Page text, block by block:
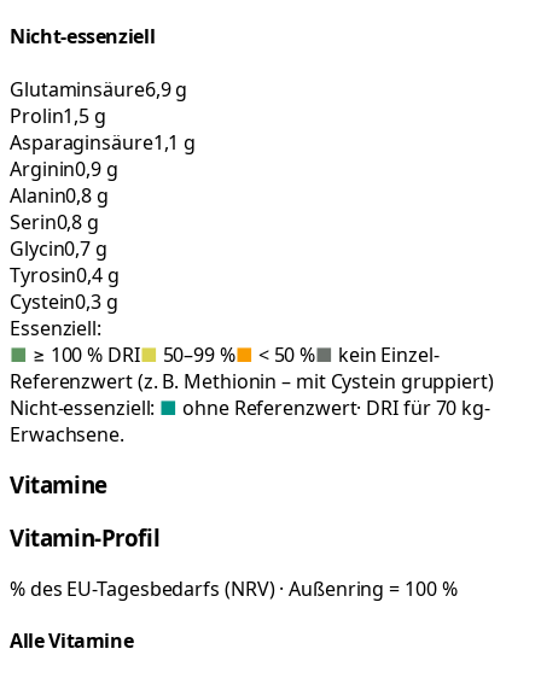
Nicht-essenziell
Glutaminsäure6,9 g
Prolin1,5 g
Asparaginsäure1,1 g
Arginin0,9 g
Alanin0,8 g
Serin0,8 g
Glycin0,7 g
Tyrosin0,4 g
Cystein0,3 g
Essenziell:
■ ≥ 100 % DRI■ 50–99 %■ < 50 %■ kein Einzel-
Referenzwert (z. B. Methionin – mit Cystein gruppiert)
Nicht-essenziell: ■ ohne Referenzwert· DRI für 70 kg-
Erwachsene.
Vitamine
Vitamin-Profil
% des EU-Tagesbedarfs (NRV) · Außenring = 100 %
Alle Vitamine